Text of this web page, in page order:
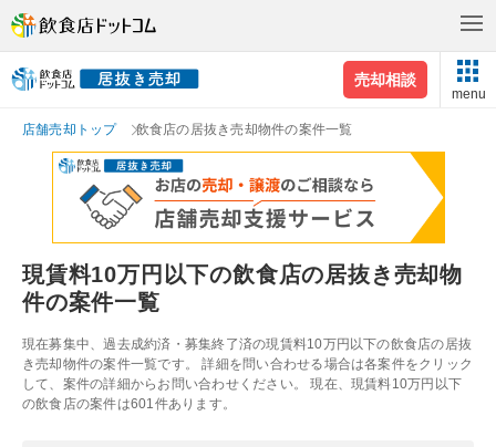
売却相談
menu
店舗売却トップ 飲食店の居抜き売却物件の案件一覧
現賃料10万円以下の飲食店の居抜き売却物
件の案件一覧
現在募集中、過去成約済・募集終了済の現賃料10万円以下の飲食店の居抜
き売却物件の案件一覧です。 詳細を問い合わせる場合は各案件をクリック
して、案件の詳細からお問い合わせください。 現在、現賃料10万円以下
の飲食店の案件は601件あります。